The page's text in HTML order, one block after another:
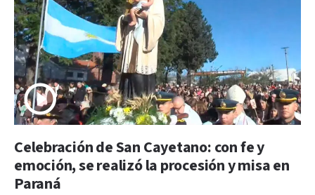
Celebración de San Cayetano: con fe y
emoción, se realizó la procesión y misa en
Paraná